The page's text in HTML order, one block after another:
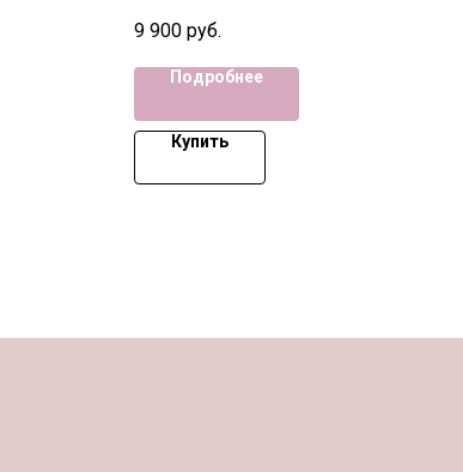
9 900 руб.
Подробнее
Купить